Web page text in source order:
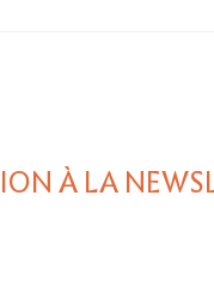
À LA